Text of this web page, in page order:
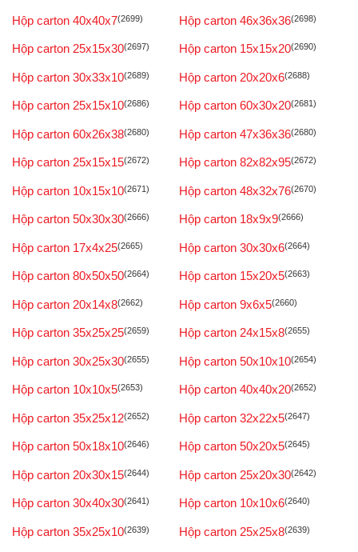
Hộp carton 40x40x7(2699) Hộp carton 46x36x36(2698)
Hộp carton 25x15x30(2697) Hộp carton 15x15x20(2690)
Hộp carton 30x33x10(2689) Hộp carton 20x20x6(2688)
Hộp carton 25x15x10(2686) Hộp carton 60x30x20(2681)
Hộp carton 60x26x38(2680) Hộp carton 47x36x36(2680)
Hộp carton 25x15x15(2672) Hộp carton 82x82x95(2672)
Hộp carton 10x15x10(2671) Hộp carton 48x32x76(2670)
Hộp carton 50x30x30(2666) Hộp carton 18x9x9(2666)
Hộp carton 17x4x25(2665) Hộp carton 30x30x6(2664)
Hộp carton 80x50x50(2664) Hộp carton 15x20x5(2663)
Hộp carton 20x14x8(2662) Hộp carton 9x6x5(2660)
Hộp carton 35x25x25(2659) Hộp carton 24x15x8(2655)
Hộp carton 30x25x30(2655) Hộp carton 50x10x10(2654)
Hộp carton 10x10x5(2653) Hộp carton 40x40x20(2652)
Hộp carton 35x25x12(2652) Hộp carton 32x22x5(2647)
Hộp carton 50x18x10(2646) Hộp carton 50x20x5(2645)
Hộp carton 20x30x15(2644) Hộp carton 25x20x30(2642)
Hộp carton 30x40x30(2641) Hộp carton 10x10x6(2640)
Hộp carton 35x25x10(2639) Hộp carton 25x25x8(2639)